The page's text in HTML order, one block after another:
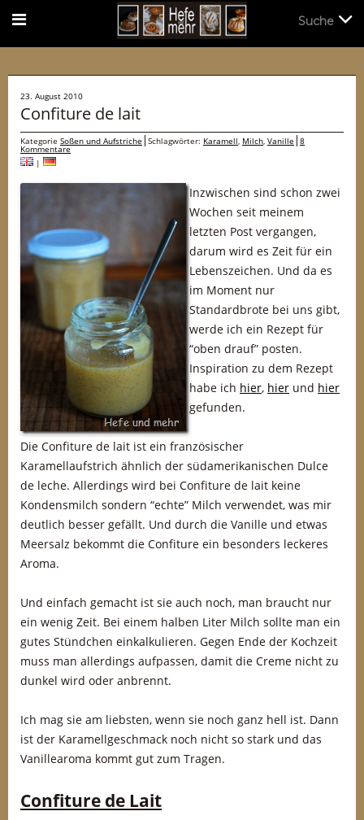
23. August 2010
Confiture de lait
Kategorie Soßen und Aufstriche Schlagwörter: Karamell, Milch, Vanille 8
Kommentare
|
Inzwischen sind schon zwei
Wochen seit meinem
letzten Post vergangen,
darum wird es Zeit für ein
Lebenszeichen. Und da es
im Moment nur
Standardbrote bei uns gibt,
werde ich ein Rezept für
“oben drauf” posten.
Inspiration zu dem Rezept
habe ich hier, hier und hier
gefunden.
Die Confiture de lait ist ein französischer
Karamellaufstrich ähnlich der südamerikanischen Dulce
de leche. Allerdings wird bei Confiture de lait keine
Kondensmilch sondern “echte” Milch verwendet, was mir
deutlich besser gefällt. Und durch die Vanille und etwas
Meersalz bekommt die Confiture ein besonders leckeres
Aroma.
Und einfach gemacht ist sie auch noch, man braucht nur
ein wenig Zeit. Bei einem halben Liter Milch sollte man ein
gutes Stündchen einkalkulieren. Gegen Ende der Kochzeit
muss man allerdings aufpassen, damit die Creme nicht zu
dunkel wird oder anbrennt.
Ich mag sie am liebsten, wenn sie noch ganz hell ist. Dann
ist der Karamellgeschmack noch nicht so stark und das
Vanillearoma kommt gut zum Tragen.
Confiture de Lait
Suche
Suche